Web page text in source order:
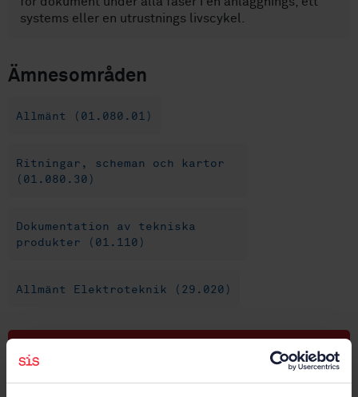
systems eller en utrustnings livscykel.
Ämnesområden
Allmänt (01.080.01)
Ritningar, scheman och kartor
(01.080.30)
Dokumentation av tekniska
produkter (01.110)
Allmänt Elektroteknik (29.020)